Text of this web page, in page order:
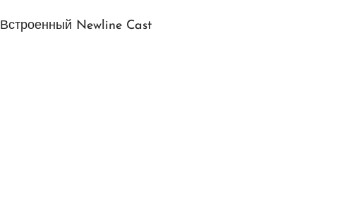
Встроенный Newline Cast